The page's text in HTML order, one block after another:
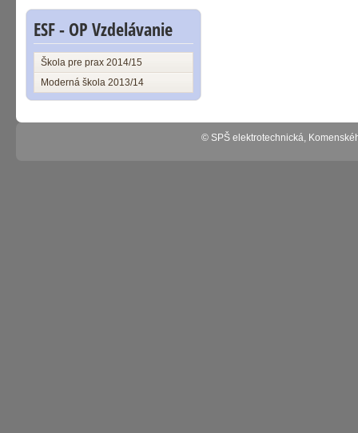
ESF - OP Vzdelávanie
Škola pre prax 2014/15
Moderná škola 2013/14
© SPŠ elektrotechnická,